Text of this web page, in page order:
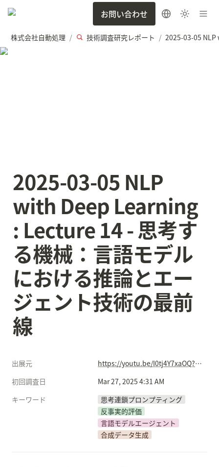
お問い合わせ
株式会社自動処理 / 技術調査研究レポート /
2025-03-05 NLP
with Deep Learning
: Lecture 14 - 思考す
る機械：言語モデル
における推論とエー
ジェント技術の最前
線
出展元
https://youtu.be/I0tj4Y7xaOQ?si=NqNx2n6OYLQBuJfz
初回調査日
Mar 27, 2025 4:31 AM
キーワード
思考連鎖プロンプティング
反事実的評価
言語モデルエージェント
合成データ生成